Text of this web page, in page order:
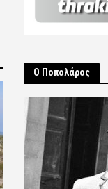
Ο Ποπολάρος